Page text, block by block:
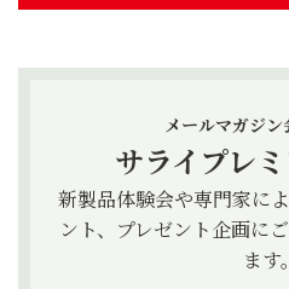
メールマガジ
サライプレ
新製品体験会や専門家に
ント、プレゼント企画に
ます。